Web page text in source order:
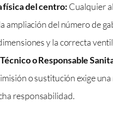
física del centro: Cualquier
ampliación del número de
y la correcta
o Responsable
o sustitución exige
responsabilidad.